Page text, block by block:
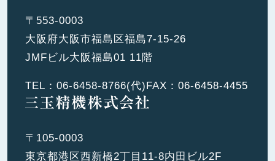
〒553-0003
大阪府大阪市福島区福島7-15-26
JMFビル大阪福島01 11階
TEL： 06-6458-8766(代) FAX：06-6458-4455
〒105-0003
東京都港区西新橋2丁目11-8内田ビル2F